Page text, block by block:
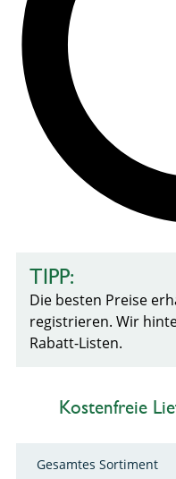
TIPP:
Die besten Preise
registrieren. Wir
Rabatt-Listen.
Kostenfreie
Gesamtes Sortiment